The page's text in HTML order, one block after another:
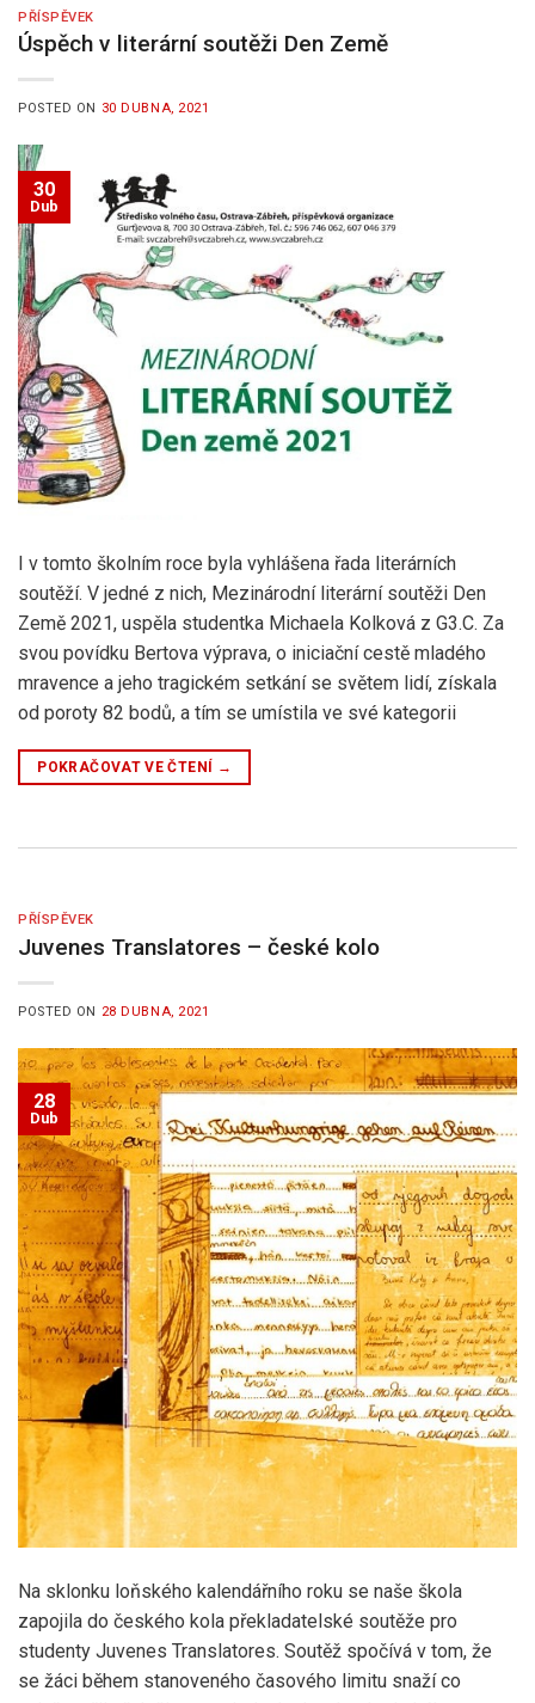
PŘÍSPĚVEK
Úspěch v literární soutěži Den Země
POSTED ON 30 DUBNA, 2021
30
Dub
I v tomto školním roce byla vyhlášena řada literárních
soutěží. V jedné z nich, Mezinárodní literární soutěži Den
Země 2021, uspěla studentka Michaela Kolková z G3.C. Za
svou povídku Bertova výprava, o iniciační cestě mladého
mravence a jeho tragickém setkání se světem lidí, získala
od poroty 82 bodů, a tím se umístila ve své kategorii
POKRAČOVAT VE ČTENÍ →
PŘÍSPĚVEK
Juvenes Translatores – české kolo
POSTED ON 28 DUBNA, 2021
28
Dub
Na sklonku loňského kalendářního roku se naše škola
zapojila do českého kola překladatelské soutěže pro
studenty Juvenes Translatores. Soutěž spočívá v tom, že
se žáci během stanoveného časového limitu snaží co